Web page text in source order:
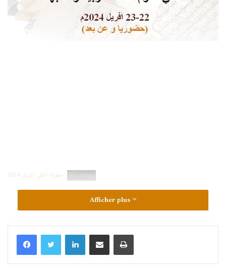
مطوية-الملتقى-الدولي-2024 Télécharger
Afficher plus
Linkedin Partager par email Imprimer